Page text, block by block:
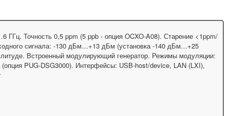
ГГц. Точность 0,5 ppm (5 ppb - опция OCXO-A08). Старение <1ppm/
сигнала: -130 дБм…+13 дБм (установка -140 дБм…+25
Встроенный модулирующий генератор. Режимы модуляции:
PUG-DSG3000). Интерфейсы: USB-host/device, LAN (LXI),